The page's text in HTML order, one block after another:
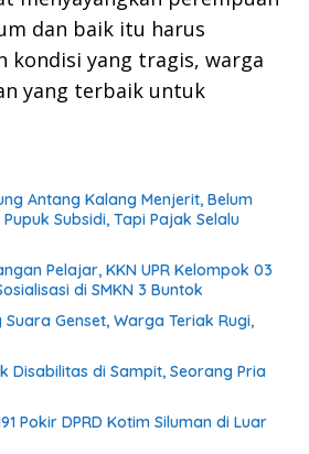
dan baik itu harus
kondisi yang tragis, warga
yang terbaik untuk
Antang Kalang Menjerit, Belum
Subsidi, Tapi Pajak Selalu
Pelajar, KKN UPR Kelompok 03
di SMKN 3 Buntok
Suara Genset, Warga Teriak Rugi,
Disabilitas di Sampit, Seorang Pria
Pokir DPRD Kotim Siluman di Luar